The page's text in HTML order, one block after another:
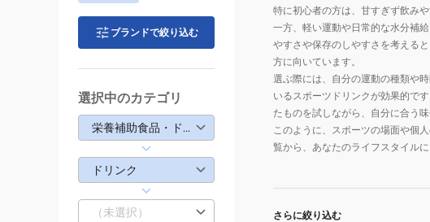
特に初心者の方は、甘すぎず飲み
一方、軽い運動や日常的な水分補
やすさや保存のしやすさを考える
方に向いています。
選ぶ際には、自分の運動の種類や
いるスポーツドリンクが効果的で
たものを試しながら、自分に合う
このように、スポーツの場面や個
覧から、あなたのライフスタイル
さらに絞り込む
ブランドで絞り込む
選択中のカテゴリ
栄養補助食品・ドリンク
ドリンク
（未選択）